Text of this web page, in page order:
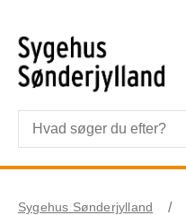
Sygehus Sønderjylland